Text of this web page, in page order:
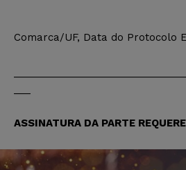
Comarca/UF, Data do Protocolo
ASSINATURA DA PARTE